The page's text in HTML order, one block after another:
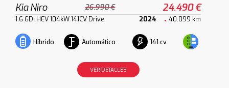
Kia Niro 26.990 € 24.490 €
1.6 GDi HEV 104kW 141CV Drive 2024 40.099 km
Híbrido Automático 141 cv
VER DETALLES